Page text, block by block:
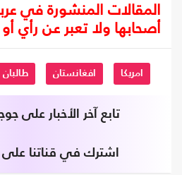
أصحابها ولا تعبر عن رأي
امريكا افغانستان طالبان
تابع آخر الأخبار على
اشترك في قناتنا على